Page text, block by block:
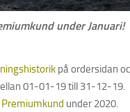
under Januari!
på ordersidan
01-01-19 till 31-12-19.
Premiumkund under 2020.